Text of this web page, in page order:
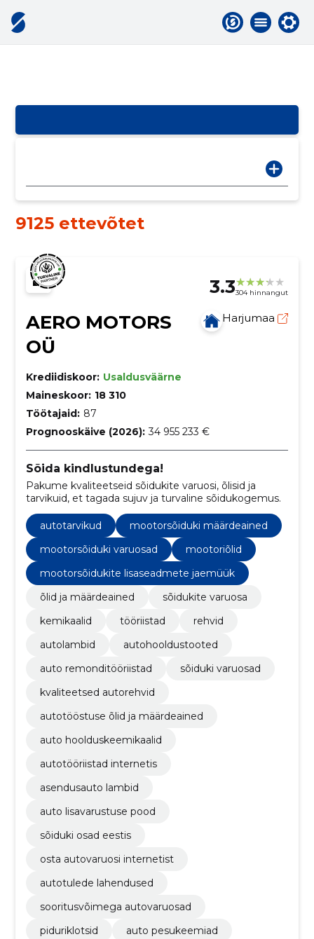
9125 ettevõtet
3.3304 hinnangut
AERO MOTORS
OÜ
Harjumaa
Krediidiskoor: Usaldusväärne
Maineskoor: 18 310
Töötajaid: 87
Prognooskäive (2026): 34 955 233 €
Sõida kindlustundega!
Pakume kvaliteetseid sõidukite varuosi, õlisid ja
tarvikuid, et tagada sujuv ja turvaline sõidukogemus.
autotarvikud
mootorsõiduki määrdeained
mootorsõiduki varuosad
mootoriõlid
mootorsõidukite lisaseadmete jaemüük
õlid ja määrdeained
sõidukite varuosa
kemikaalid
tööriistad
rehvid
autolambid
autohooldustooted
auto remonditööriistad
sõiduki varuosad
kvaliteetsed autorehvid
autotööstuse õlid ja määrdeained
auto hoolduskeemikaalid
autotööriistad internetis
asendusauto lambid
auto lisavarustuse pood
sõiduki osad eestis
osta autovaruosi internetist
autotulede lahendused
sooritusvõimega autovaruosad
piduriklotsid
auto pesukeemiad